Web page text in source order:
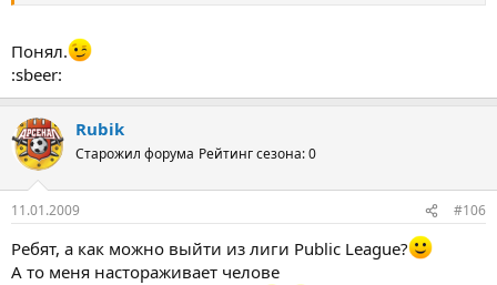
Понял.
:sbeer:
Rubik
Старожил форума Рейтинг сезона: 0
11.01.2009 #106
Ребят, а как можно выйти из лиги Public League?
А то меня настораживает челове